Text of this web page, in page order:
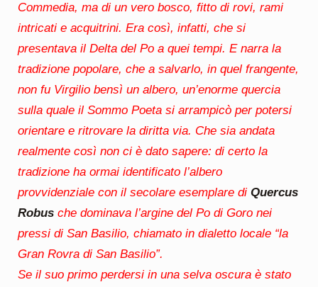
Commedia, ma di un vero bosco, fitto di rovi, rami
intricati e acquitrini. Era così, infatti, che si
presentava il Delta del Po a quei tempi. E narra la
tradizione popolare, che a salvarlo, in quel frangente,
non fu Virgilio bensì un albero, un’enorme quercia
sulla quale il Sommo Poeta si arrampicò per potersi
orientare e ritrovare la diritta via. Che sia andata
realmente così non ci è dato sapere: di certo la
tradizione ha ormai identificato l’albero
provvidenziale con il secolare esemplare di Quercus
Robusche dominava l’argine del Po di Goro nei
pressi di San Basilio, chiamato in dialetto locale “la
Gran Rovra di San Basilio”.
Se il suo primo perdersi in una selva oscura è stato